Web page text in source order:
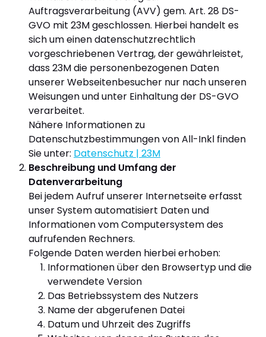
Auftragsverarbeitung (AVV) gem. Art. 28 DS-
GVO mit 23M geschlossen. Hierbei handelt es
sich um einen datenschutzrechtlich
vorgeschriebenen Vertrag, der gewährleistet,
dass 23M die personenbezogenen Daten
unserer Webseitenbesucher nur nach unseren
Weisungen und unter Einhaltung der DS-GVO
verarbeitet.
Nähere Informationen zu
Datenschutzbestimmungen von All-Inkl finden
Sie unter: Datenschutz | 23M
Beschreibung und Umfang der
Datenverarbeitung
Bei jedem Aufruf unserer Internetseite erfasst
unser System automatisiert Daten und
Informationen vom Computersystem des
aufrufenden Rechners.
Folgende Daten werden hierbei erhoben:
Informationen über den Browsertyp und die
verwendete Version
Das Betriebssystem des Nutzers
Name der abgerufenen Datei
Datum und Uhrzeit des Zugriffs